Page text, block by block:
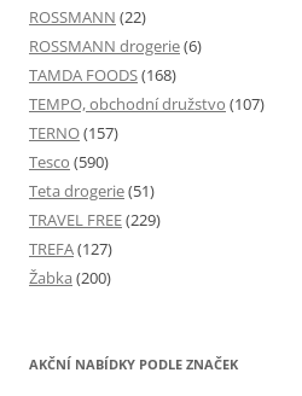
ROSSMANN (22)
ROSSMANN drogerie(6)
TAMDA FOODS(168)
TEMPO, obchodní družstvo (107)
TERNO(157)
Tesco (590)
Teta drogerie(51)
TRAVEL FREE(229)
TREFA(127)
Žabka (200)
AKČNÍ NABÍDKY PODLE ZNAČEK